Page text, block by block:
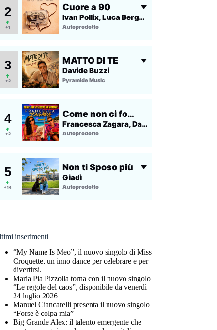
inserimenti
“My Name Is Meo”, il nuovo singolo di Miss
Croquette, un inno dance per celebrare e per
divertirsi.
Maria Pia Pizzolla torna con il nuovo singolo
“Le regole del caos”, disponibile da venerdì
24 luglio 2026
Manuel Ciancarelli presenta il nuovo singolo
“Forse è colpa mia”
Big Grande Alex: il talento emergente che